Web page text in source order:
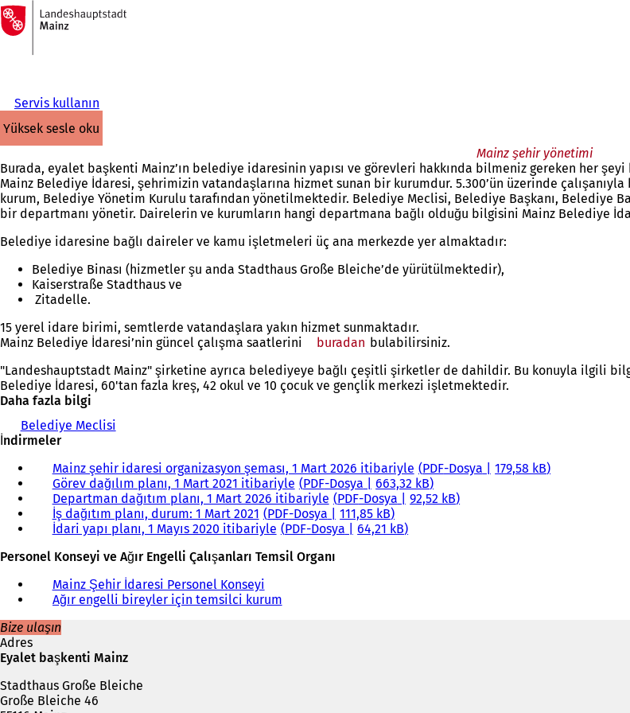
İçeriğe atla
Ana
sayfaya
Servis kullanın
yüksek sesle oku
Mainz şehir yönetimi
Burada, eyalet başkenti Mainz’ın belediye idaresinin yapısı ve görevleri hakkında bilmeniz gereken her
Mainz Belediye İdaresi, şehrimizin vatandaşlarına hizmet sunan bir kurumdur. 5.300’ün üzerinde
kurum, Belediye Yönetim Kurulu tarafından yönetilmektedir. Belediye Meclisi, Belediye Başkanı, Belediye
bir departmanı yönetir. Dairelerin ve kurumların hangi departmana bağlı olduğu bilgisini Mainz Belediye
Belediye idaresine bağlı daireler ve kamu işletmeleri üç ana merkezde yer almaktadır:
Belediye Binası (hizmetler şu anda Stadthaus Große Bleiche’de yürütülmektedir),
Kaiserstraße Stadthaus ve
Zitadelle.
15 yerel idare birimi, semtlerde vatandaşlara yakın hizmet sunmaktadır.
Mainz Belediye İdaresi’nin güncel çalışma saatlerini
buradan bulabilirsiniz.
"Landeshauptstadt Mainz" şirketine ayrıca belediyeye bağlı çeşitli şirketler de dahildir. Bu konuyla ilgili
Belediye İdaresi, 60'tan fazla kreş, 42 okul ve 10 çocuk ve gençlik merkezi işletmektedir.
Daha fazla bilgi
Belediye Meclisi
İndirmeler
Mainz şehir idaresi organizasyon şeması, 1 Mart 2026 itibariyle PDF-Dosya
179,58 kB
Görev dağılım planı, 1 Mart 2021 itibariyle PDF-Dosya
663,32 kB
Departman dağıtım planı, 1 Mart 2026 itibariyle PDF-Dosya
92,52 kB
İş dağıtım planı, durum: 1 Mart 2021 PDF-Dosya
111,85 kB
İdari yapı planı, 1 Mayıs 2020 itibariyle PDF-Dosya
64,21 kB
Personel Konseyi ve Ağır Engelli Çalışanları Temsil Organı
Mainz Şehir İdaresi Personel Konseyi
Ağır engelli bireyler için temsilci kurum
Bize ulaşın
Adres
Eyalet başkenti Mainz
Stadthaus Große Bleiche
Große Bleiche 46